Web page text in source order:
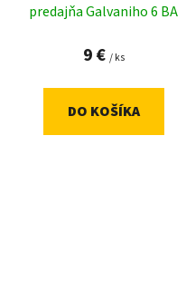
predajňa Galvaniho 6 BA
9 € / ks
DO KOŠÍKA